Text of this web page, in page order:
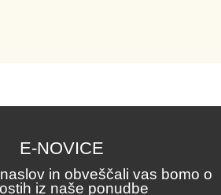
E-NOVICE
in obveščali vas bomo o
iz naše ponudbe